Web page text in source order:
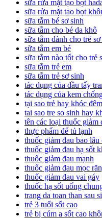
sữa rửa mặt tạo bọt
sữa rửa mặt tạo bọt
sữa tắm bé sơ sinh
sữa tắm cho bé da khô
sữa tắm dành cho trẻ sơ
sữa tắm em bé
sữa tắm nào tốt cho trẻ
sữa tắm trẻ em
sữa tắm trẻ sơ sinh
tác dụng của dầu tẩy
tác dụng của kem
tại sao trẻ hay khóc đêm
tai sao tre so sinh hay
tên các loại thuốc giảm
thực phẩm để tủ lạnh
thuốc giảm đau bao lâu
thuốc giảm đau hạ sốt
thuốc giảm đau mạnh
thuốc giảm đau mọc
thuốc giảm đau vai gáy
thuốc hạ sốt uống
trang da toan than sau
trẻ 3 tuổi sốt cao
trẻ bị cúm a sốt cao